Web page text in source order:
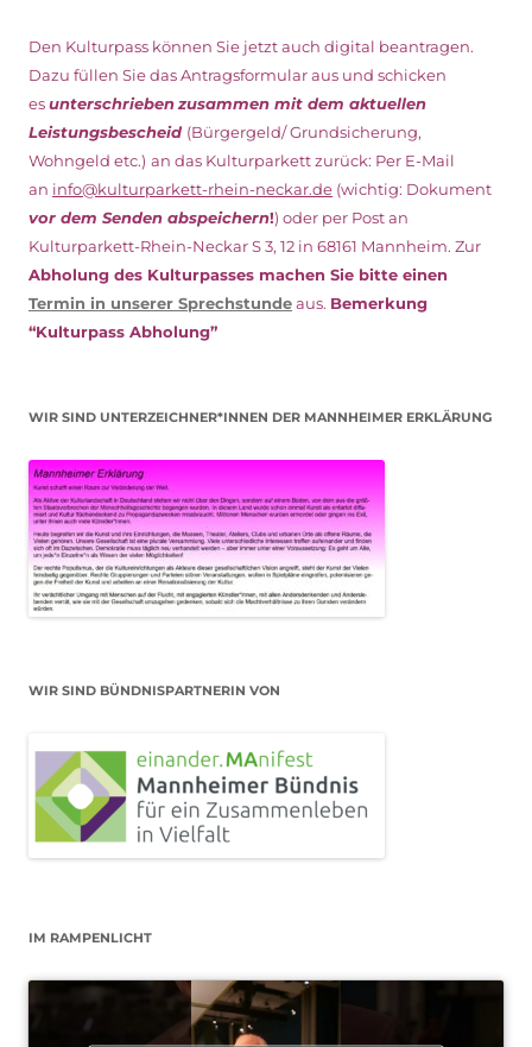
Den Kulturpass können Sie jetzt auch digital beantragen.
Dazu füllen Sie das Antragsformular aus und schicken
esunterschriebenzusammen mit dem aktuellen
Leistungsbescheid (Bürgergeld/ Grundsicherung,
Wohngeld etc.) an das Kulturparkett zurück: Per E-Mail
an info@kulturparkett-rhein-neckar.de (wichtig: Dokument
vor dem Senden abspeichern!) oder per Post an
Kulturparkett-Rhein-Neckar S 3, 12 in 68161 Mannheim. Zur
Abholung des Kulturpasses machen Sie bitte einen
Termin in unserer Sprechstundeaus. Bemerkung
“Kulturpass Abholung”
WIR SIND UNTERZEICHNER*INNEN DER MANNHEIMER ERKLÄRUNG
WIR SIND BÜNDNISPARTNERIN VON
IM RAMPENLICHT